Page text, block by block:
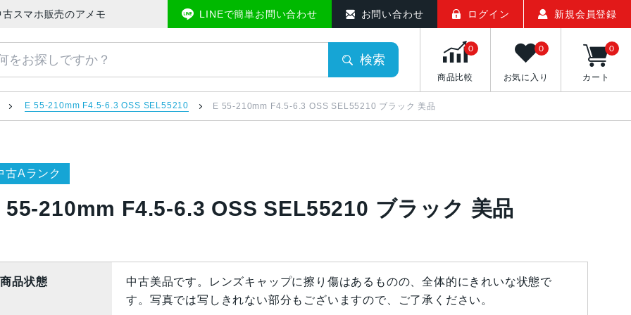
マホ販売のアメモバマーケット LINEで簡単お問い合わせ お問い合わせ ログイン 新規会員登録
検索
商品比較
0
お気に入り
0
カート
0
E 55-210mm F4.5-6.3 OSS SEL55210 E 55-210mm F4.5-6.3 OSS SEL55210 ブラック 美品
古Aランク
55-210mm F4.5-6.3 OSS SEL55210 ブラック 美品
商品状態
中古美品です。レンズキャップに擦り傷はあるものの、全体的にきれいな状態で
す。写真では写しきれない部分もございますので、ご了承ください。